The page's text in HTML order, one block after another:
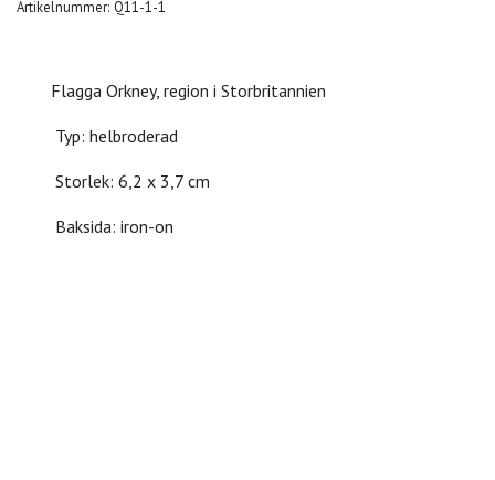
Artikelnummer: Q11-1-1
Flagga Orkney, region i Storbritannien
Typ: helbroderad
Storlek: 6,2 x 3,7 cm
Baksida: iron-on